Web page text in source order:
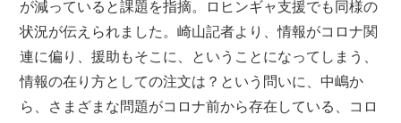
が減っていると課題を指摘。ロヒンギャ支援でも同様の
状況が伝えられました。崎山記者より、情報がコロナ関
連に偏り、援助もそこに、ということになってしまう、
情報の在り方としての注文は？という問いに、中嶋か
ら、さまざまな問題がコロナ前から存在している、コロ